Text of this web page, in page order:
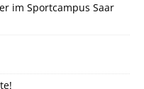
im Sportcampus Saar